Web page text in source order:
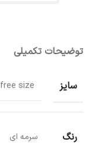
توضیحات تکمیلی
سایز free size
رنگ سرمه ای